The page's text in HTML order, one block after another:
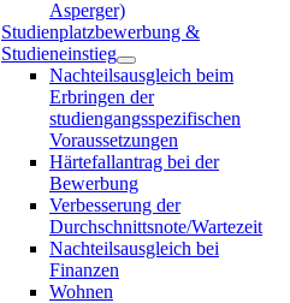
Asperger)
Studienplatzbewerbung &
Studieneinstieg
Nachteilsausgleich beim
Erbringen der
studiengangsspezifischen
Voraussetzungen
Härtefallantrag bei der
Bewerbung
Verbesserung der
Durchschnittsnote/Wartezeit
Nachteilsausgleich bei
Finanzen
Wohnen